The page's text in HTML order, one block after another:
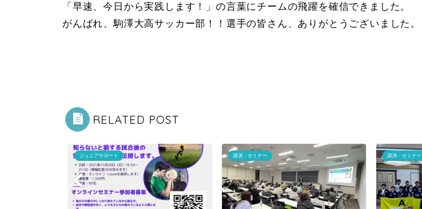
「早速、今日から実践します！」の言葉にチームの飛躍を確信できました。
がんばれ、駒澤大高サッカー部！！選手の皆さん、ありがとうございました。
RELATED POST
ジュニアサポート 講演・セミナー 講演・セミナー